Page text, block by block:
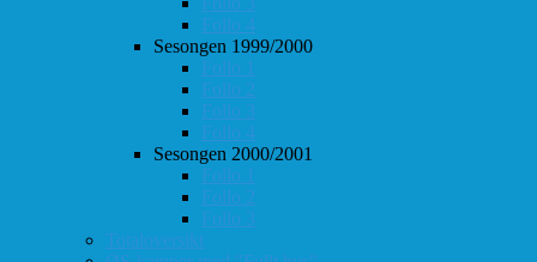
Follo 4
Sesongen 1999/2000
Follo 1
Follo 2
Follo 3
Follo 4
Sesongen 2000/2001
Follo 1
Follo 2
Follo 3
Totaloversikt